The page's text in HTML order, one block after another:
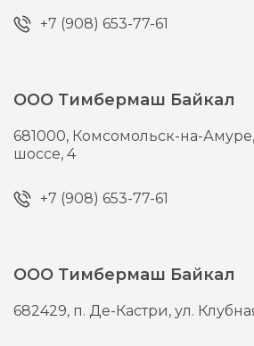
+7 (908) 653-77-61
ООО Тимбермаш Байкал
681000, Комсомольск-на-Амуре,
шоссе, 4
+7 (908) 653-77-61
ООО Тимбермаш Байкал
682429, п. Де-Кастри,ул.